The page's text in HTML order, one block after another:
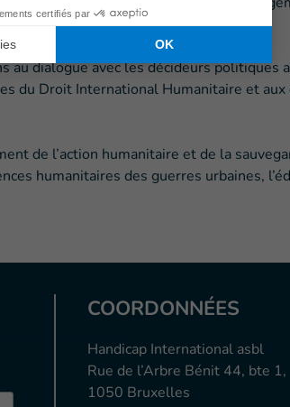
»
au dialogue avec les décideurs
du Droit International Humanitaire et aux
de l’action humanitaire et de la
humanitaires des guerres urbaines,
COORDONNÉES
Handicap International asbl
Rue de l’Arbre Bénit 44, bte 1,
1050 Bruxelles